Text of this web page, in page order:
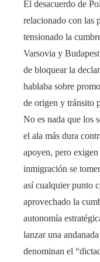
El desacuerdo de
relacionado con las
tensionado la
Varsovia y
de bloquear la
hablaba sobre
de origen y tránsito
No es nada que los
el ala más dura
apoyen, pero
inmigración se
así cualquier punto
aprovechado la
autonomía
lanzar una
denominan el